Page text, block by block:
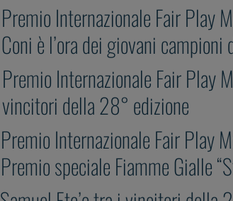
Premio Internazionale Fair Play
Coni è l’ora dei giovani
Premio Internazionale Fair Play
vincitori della 28° edizione
Premio Internazionale Fair Play
Premio speciale Fiamme Gialle